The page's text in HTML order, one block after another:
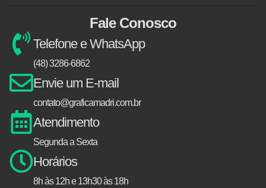
Fale Conosco
Telefone e WhatsApp
(48) 3286-6862
Envie um E-mail
contato@graficamadri.com.br
Atendimento
Segunda a Sexta
Horários
8h às 12h e 13h30 às 18h